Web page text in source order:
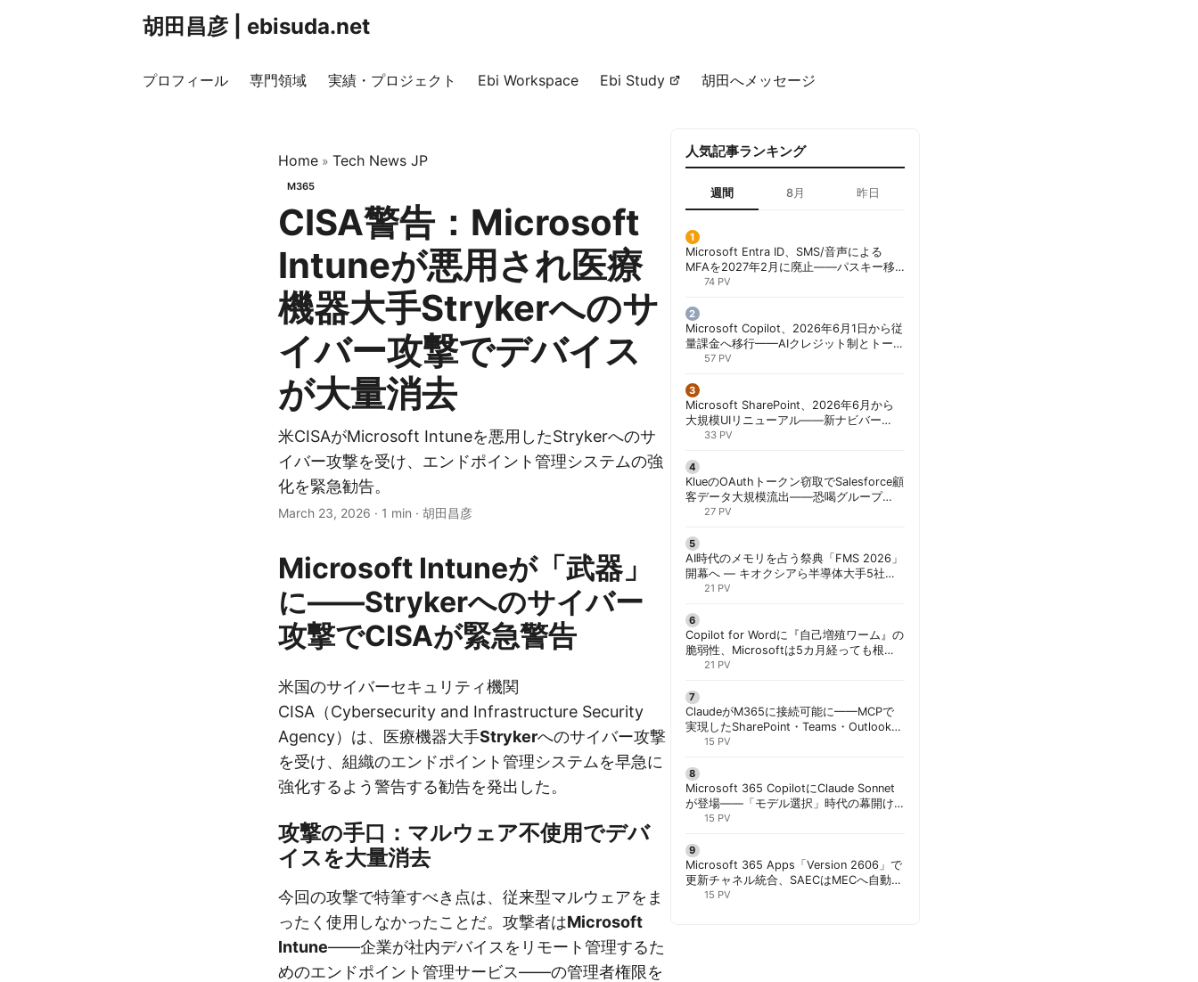
胡田昌彦 | ebisuda.net
プロフィール 専門領域 実績・プロジェクト Ebi Workspace Ebi Study 胡田へメッセージ
Home » Tech News JP
M365
CISA警告：Microsoft
Intuneが悪用され医療
機器大手Strykerへのサ
イバー攻撃でデバイス
が大量消去
米CISAがMicrosoft Intuneを悪用したStrykerへのサ
イバー攻撃を受け、エンドポイント管理システムの強
化を緊急勧告。
March 23, 2026 · 1 min · 胡田昌彦
Microsoft Intuneが「武器」
に——Strykerへのサイバー
攻撃でCISAが緊急警告
米国のサイバーセキュリティ機関
CISA（Cybersecurity and Infrastructure Security
Agency）は、医療機器大手Strykerへのサイバー攻撃
を受け、組織のエンドポイント管理システムを早急に
強化するよう警告する勧告を発出した。
攻撃の手口：マルウェア不使用でデバ
イスを大量消去
今回の攻撃で特筆すべき点は、従来型マルウェアをま
ったく使用しなかったことだ。攻撃者はMicrosoft
Intune——企業が社内デバイスをリモート管理するた
めのエンドポイント管理サービス——の管理者権限を
人気記事ランキング
週間 8月 昨日
Microsoft Entra ID、SMS/音声による
MFAを2027年2月に廃止——パスキー移
行が既定に | 胡田昌彦
74 PV
Microsoft Copilot、2026年6月1日から従
量課金へ移行——AIクレジット制とトーク
ンコストで「メーターショック」を回避
57 PV
Microsoft SharePoint、2026年6月から
大規模UIリニューアル——新ナビバー
「Discover/Publish/Build」とAI機能を段
33 PV
KlueのOAuthトークン窃取でSalesforce顧
客データ大規模流出——恐喝グループ
「Icarus」が犯行声明 | 胡田昌彦
27 PV
AI時代のメモリを占う祭典「FMS 2026」
開幕へ ― キオクシアら半導体大手5社が
基調講演に集結 | 胡田昌彦
21 PV
Copilot for Wordに『自己増殖ワーム』の
脆弱性、Microsoftは5カ月経っても根本
対策できず | 胡田昌彦
21 PV
ClaudeがM365に接続可能に——MCPで
実現したSharePoint・Teams・Outlook連
携、セキュリティと実務への影響を読み
15 PV
Microsoft 365 CopilotにClaude Sonnet
が登場——「モデル選択」時代の幕開け
と管理者が知るべき注意点 | 胡田昌彦
15 PV
Microsoft 365 Apps「Version 2606」で
更新チャネル統合、SAECはMECへ自動移
行 | 胡田昌彦
15 PV